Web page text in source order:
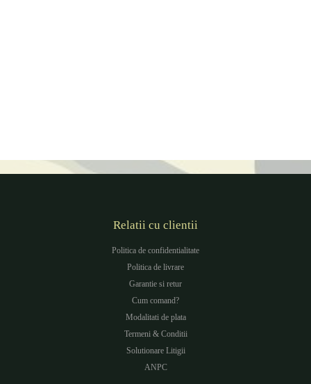
Relatii cu clientii
Politica de confidentialitate
Politica de livrare
Garantie si retur
Cum comand?
Modalitati de plata
Termeni & Conditii
Solutionare Litigii
ANPC